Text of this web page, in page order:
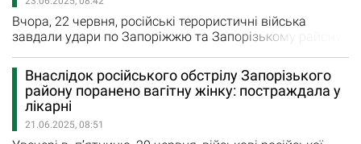
Запорізької обласної військової…
Вчора, 22 червня, російські терористичні війська
завдали удари по Запоріжжю та Запорізькому району.
одному із приватних будинків сталася пожежа. На
щастя, обійшлось без постраждалих. Надзвичайники
швидко усунули загоряння. Через ворожий удар в
Запорізькому районі без електропостачання
залишились майже 5 тисяч абонентів.…
Внаслідок російського обстрілу Запорізького
району поранено вагітну жінку: постраждала у
лікарні
21.06.2025, 08:51